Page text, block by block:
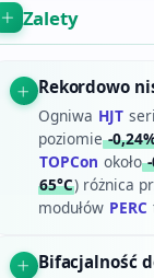
Zalety
Rekordowo
Ogniwa HJT
poziomie-
TOPCon około-
65°C) różnica
modułów PERC
Bifacjalność